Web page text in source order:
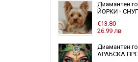
Диамантен
ЙОРКИ -
€13.80
26.99 лв
Диамантен
АРАБСКА